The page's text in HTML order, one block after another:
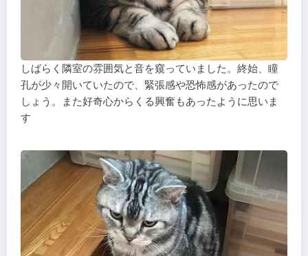
しばらく隣室の雰囲気と音を窺っていました。終始、瞳
孔が少々開いていたので、緊張感や恐怖感があったので
しょう。また好奇心からくる興奮もあったように思いま
す